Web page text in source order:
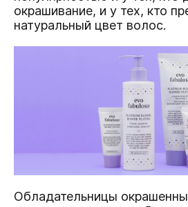
окрашивание, и у тех, кто
натуральный цвет волос.
Обладательницы